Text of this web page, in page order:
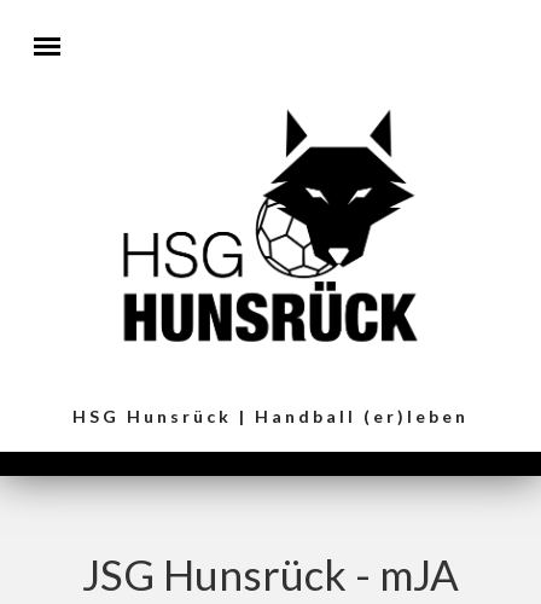
HSG Hunsrück | Handball (er)leben
JSG Hunsrück - mJA